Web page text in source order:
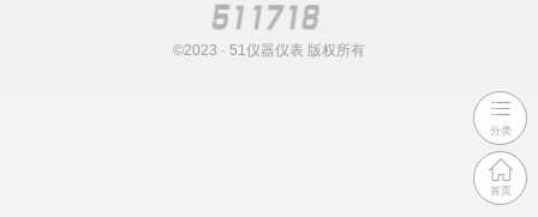
©2023 · 51仪器仪表 版权所有
分类
首页